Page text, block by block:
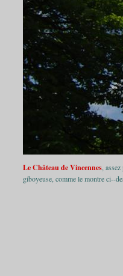
Le Château de Vincennes ,
giboyeuse, comme le montre ci--